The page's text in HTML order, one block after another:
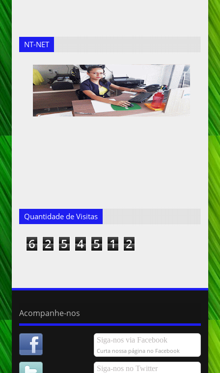
NT-NET
Quantidade de Visitas
6 2 5 4 5 1 2
Acompanhe-nos
Siga-nos via Facebook
Curta nossa página no Facebook
Siga-nos no Twitter